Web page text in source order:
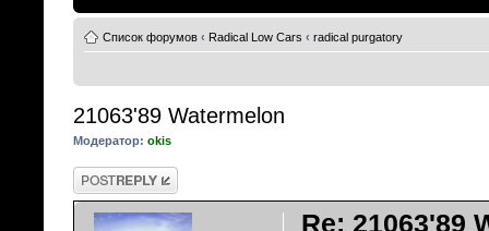
Список форумов ‹ Radical Low Cars ‹ radical purgatory
21063'89 Watermelon
Модератор: okis
Ответить
Re: 21063'89